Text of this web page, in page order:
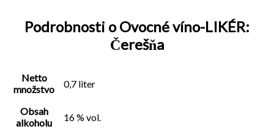
Podrobnosti o Ovocné víno-LIKÉR:
Čerešňa
Netto
množstvo
0,7 liter
Obsah
alkoholu
16 % vol.